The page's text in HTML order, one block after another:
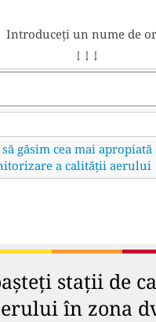
Introduceți un nume de
↓ ↓ ↓
găsim cea mai apropiată
a calității aerului
stații de
în zona